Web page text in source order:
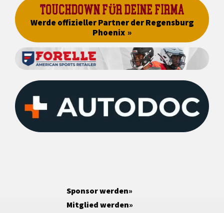
TOUCHDOWN FÜR DEINE FIRMA
Werde offizieller Partner der Regensburg
Phoenix
Sponsor werden
Mitglied werden